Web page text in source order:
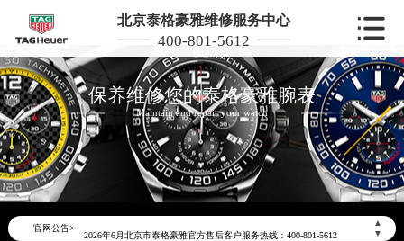
北京泰格豪雅维修服务中心
400-801-5612
保养维修您的泰格豪雅腕表
Maintain and repair your watch
官网公告>
▲
▼
2026年6月泰格豪雅北京市售后服务网络优化升级公告